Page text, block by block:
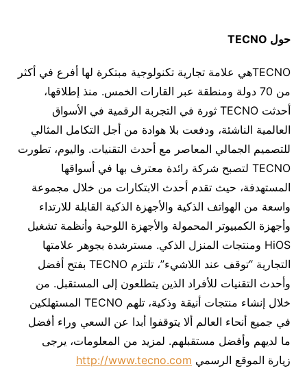
حول TECNO
TECNOهي علامة تجارية تكنولوجية مبتكرة لها أفرع في أكثر
من 70 دولة ومنطقة عبر القارات الخمس. منذ إطلاقها،
أحدثت TECNO ثورة في التجربة الرقمية في الأسواق
العالمية الناشئة، ودفعت بلا هوادة من أجل التكامل المثالي
للتصميم الجمالي المعاصر مع أحدث التقنيات. واليوم، تطورت
TECNO لتصبح شركة رائدة معترف بها في أسواقها
المستهدفة، حيث تقدم أحدث الابتكارات من خلال مجموعة
واسعة من الهواتف الذكية والأجهزة الذكية القابلة للارتداء
وأجهزة الكمبيوتر المحمولة والأجهزة اللوحية وأنظمة تشغيل
HiOS ومنتجات المنزل الذكي. مسترشدة بجوهر علامتها
التجارية “توقف عند اللاشيء”، تلتزم TECNO بفتح أفضل
وأحدث التقنيات للأفراد الذين يتطلعون إلى المستقبل. من
خلال إنشاء منتجات أنيقة وذكية، تلهم TECNO المستهلكين
في جميع أنحاء العالم ألا يتوقفوا أبدا عن السعي وراء أفضل
ما لديهم وأفضل مستقبلهم. لمزيد من المعلومات، يرجى
زيارة الموقع الرسمي http://www.tecno.com